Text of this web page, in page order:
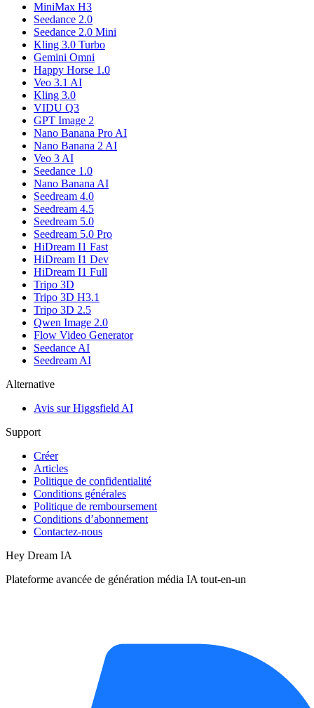
MiniMax H3
Seedance 2.0
Seedance 2.0 Mini
Kling 3.0 Turbo
Gemini Omni
Happy Horse 1.0
Veo 3.1 AI
Kling 3.0
VIDU Q3
GPT Image 2
Nano Banana Pro AI
Nano Banana 2 AI
Veo 3 AI
Seedance 1.0
Nano Banana AI
Seedream 4.0
Seedream 4.5
Seedream 5.0
Seedream 5.0 Pro
HiDream I1 Fast
HiDream I1 Dev
HiDream I1 Full
Tripo 3D
Tripo 3D H3.1
Tripo 3D 2.5
Qwen Image 2.0
Flow Video Generator
Seedance AI
Seedream AI
Alternative
Avis sur Higgsfield AI
Support
Créer
Articles
Politique de confidentialité
Conditions générales
Politique de remboursement
Conditions d’abonnement
Contactez-nous
Hey Dream IA
Plateforme avancée de génération média IA tout-en-un